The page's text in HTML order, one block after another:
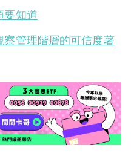
要知道
察管理階層的可信度著